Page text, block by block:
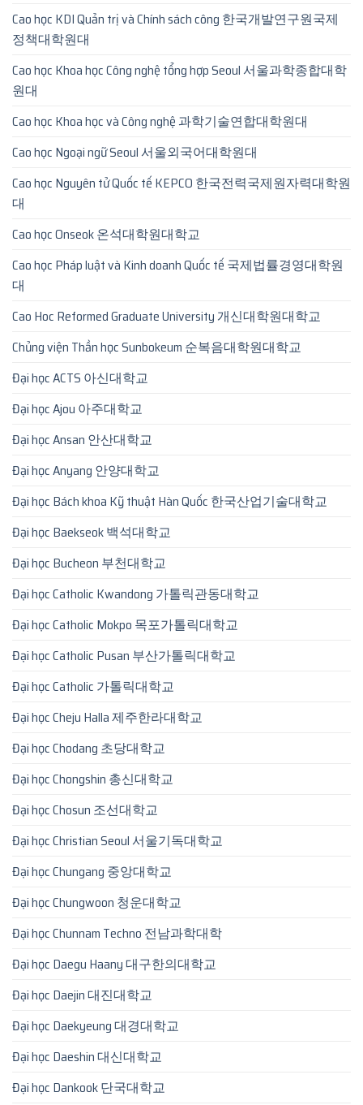
Cao học KDI Quản trị và Chính sách công 한국개발연구원국제
정책대학원대
Cao học Khoa học Công nghệ tổng hợp Seoul 서울과학종합대학
원대
Cao học Khoa học và Công nghệ 과학기술연합대학원대
Cao học Ngoại ngữ Seoul 서울외국어대학원대
Cao học Nguyên tử Quốc tế KEPCO 한국전력국제원자력대학원
대
Cao học Onseok 온석대학원대학교
Cao học Pháp luật và Kinh doanh Quốc tế 국제법률경영대학원
대
Cao Hoc Reformed Graduate University 개신대학원대학교
Chủng viện Thần học Sunbokeum 순복음대학원대학교
Đại học ACTS 아신대학교
Đại học Ajou 아주대학교
Đại học Ansan 안산대학교
Đại học Anyang 안양대학교
Đại học Bách khoa Kỹ thuật Hàn Quốc 한국산업기술대학교
Đại học Baekseok 백석대학교
Đại học Bucheon 부천대학교
Đại học Catholic Kwandong 가톨릭관동대학교
Đại học Catholic Mokpo 목포가톨릭대학교
Đại học Catholic Pusan 부산가톨릭대학교
Đại học Catholic 가톨릭대학교
Đại học Cheju Halla 제주한라대학교
Đại học Chodang 초당대학교
Đại học Chongshin 총신대학교
Đại học Chosun 조선대학교
Đại học Christian Seoul 서울기독대학교
Đại học Chungang 중앙대학교
Đại học Chungwoon 청운대학교
Đại học Chunnam Techno 전남과학대학
Đại học Daegu Haany 대구한의대학교
Đại học Daejin 대진대학교
Đại học Daekyeung 대경대학교
Đại học Daeshin 대신대학교
Đại học Dankook 단국대학교